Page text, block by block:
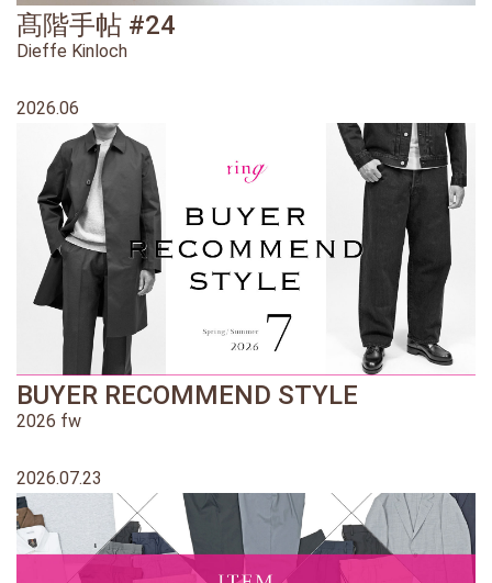
髙階手帖 #24
Dieffe Kinloch
2026.06
BUYER RECOMMEND STYLE
2026 fw
2026.07.23